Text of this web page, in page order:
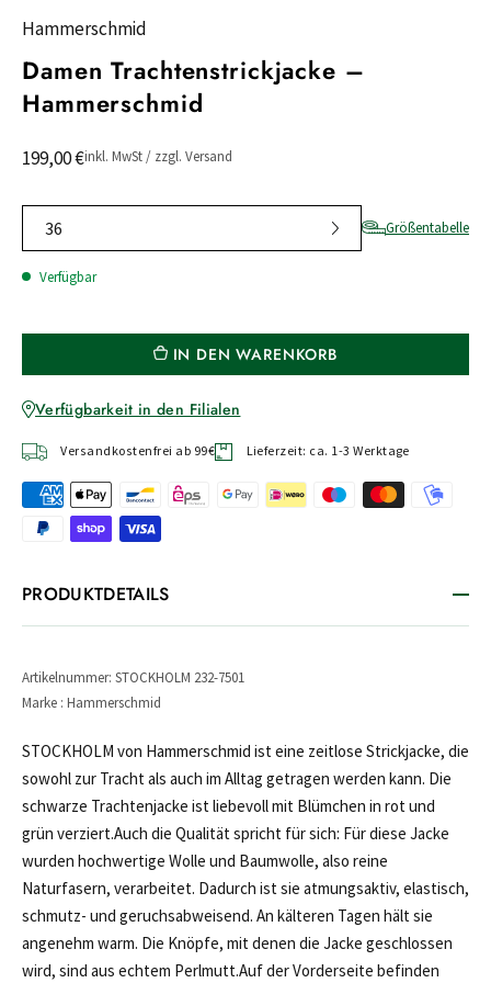
Hammerschmid
Damen Trachtenstrickjacke –
Hammerschmid
199,00 €inkl. MwSt / zzgl. Versand
Größentabelle
36
Verfügbar
IN DEN WARENKORB
Verfügbarkeit in den Filialen
Versandkostenfrei ab 99€ Lieferzeit: ca. 1-3 Werktage
PRODUKTDETAILS
Artikelnummer: STOCKHOLM 232-7501
Marke : Hammerschmid
STOCKHOLM von Hammerschmid ist eine zeitlose Strickjacke, die
sowohl zur Tracht als auch im Alltag getragen werden kann. Die
schwarze Trachtenjacke ist liebevoll mit Blümchen in rot und
grün verziert.Auch die Qualität spricht für sich: Für diese Jacke
wurden hochwertige Wolle und Baumwolle, also reine
Naturfasern, verarbeitet. Dadurch ist sie atmungsaktiv, elastisch,
schmutz- und geruchsabweisend. An kälteren Tagen hält sie
angenehm warm. Die Knöpfe, mit denen die Jacke geschlossen
wird, sind aus echtem Perlmutt.Auf der Vorderseite befinden